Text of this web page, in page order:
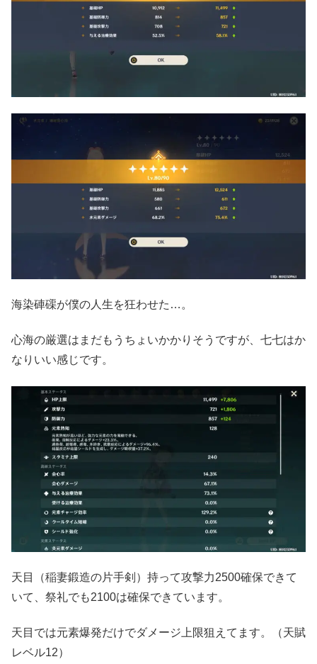
海染硨磲が僕の人生を狂わせた…。
心海の厳選はまだもうちょいかかりそうですが、七七はか
なりいい感じです。
天目（稲妻鍛造の片手剣）持って攻撃力2500確保できて
いて、祭礼でも2100は確保できています。
天目では元素爆発だけでダメージ上限狙えてます。（天賦
レベル12）